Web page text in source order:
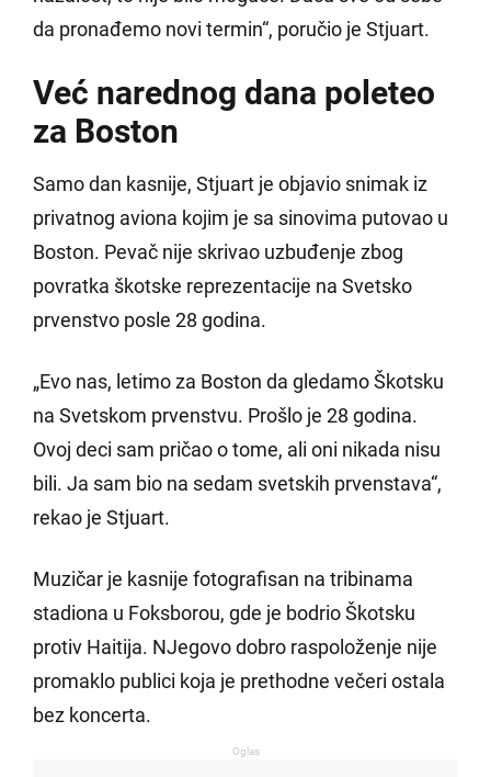
da pronađemo novi termin“, poručio je Stjuart.
Već narednog dana poleteo
za Boston
Samo dan kasnije, Stjuart je objavio snimak iz
privatnog aviona kojim je sa sinovima putovao u
Boston. Pevač nije skrivao uzbuđenje zbog
povratka škotske reprezentacije na Svetsko
prvenstvo posle 28 godina.
„Evo nas, letimo za Boston da gledamo Škotsku
na Svetskom prvenstvu. Prošlo je 28 godina.
Ovoj deci sam pričao o tome, ali oni nikada nisu
bili. Ja sam bio na sedam svetskih prvenstava“,
rekao je Stjuart.
Muzičar je kasnije fotografisan na tribinama
stadiona u Foksborou, gde je bodrio Škotsku
protiv Haitija. NJegovo dobro raspoloženje nije
promaklo publici koja je prethodne večeri ostala
bez koncerta.
Oglas